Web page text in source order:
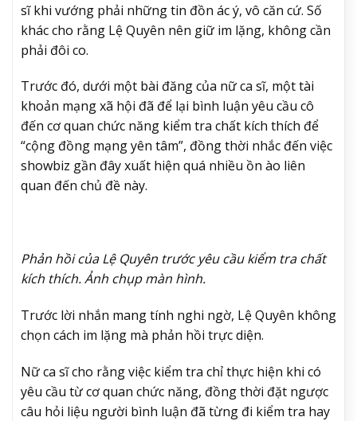
sĩ khi vướng phải những tin đồn ác ý, vô căn cứ. Số
khác cho rằng Lệ Quyên nên giữ im lặng, không cần
phải đôi co.
Trước đó, dưới một bài đăng của nữ ca sĩ, một tài
khoản mạng xã hội đã để lại bình luận yêu cầu cô
đến cơ quan chức năng kiểm tra chất kích thích để
“cộng đồng mạng yên tâm”, đồng thời nhắc đến việc
showbiz gần đây xuất hiện quá nhiều ồn ào liên
quan đến chủ đề này.
Phản hồi của Lệ Quyên trước yêu cầu kiểm tra chất
kích thích. Ảnh chụp màn hình.
Trước lời nhắn mang tính nghi ngờ, Lệ Quyên không
chọn cách im lặng mà phản hồi trực diện.
Nữ ca sĩ cho rằng việc kiểm tra chỉ thực hiện khi có
yêu cầu từ cơ quan chức năng, đồng thời đặt ngược
câu hỏi liệu người bình luận đã từng đi kiểm tra hay